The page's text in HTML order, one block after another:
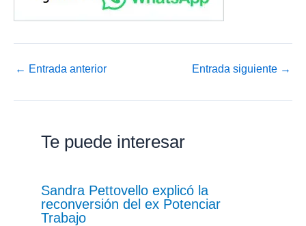
← Entrada anterior Entrada siguiente →
Te puede interesar
Sandra Pettovello explicó la
reconversión del ex Potenciar
Trabajo